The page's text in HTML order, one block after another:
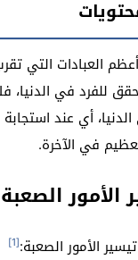
العبادات التي
للفرد في الدنيا،
أي عند
في الآخرة.
الأمور الصعبة
الأمور الصعبة:[1]